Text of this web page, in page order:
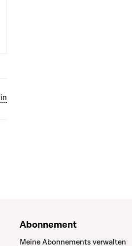
Abonnement
Meine Abonnements verwalten